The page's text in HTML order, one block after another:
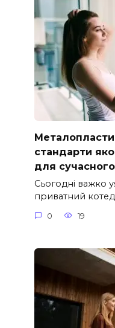
стандарти
для
Сьогодні важко
приватний
0 19